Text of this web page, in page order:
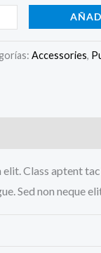
Accessories,
Class aptent
Sed non neque